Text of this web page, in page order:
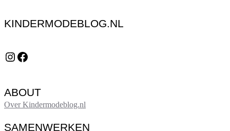
KINDERMODEBLOG.NL
Instagram Facebook
ABOUT
Over Kindermodeblog.nl
SAMENWERKEN